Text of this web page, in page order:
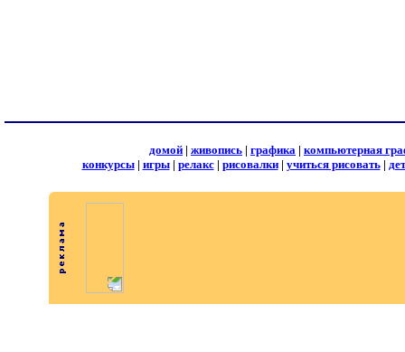
домой | живопись | графика | компьютерная
конкурсы| игры| релакс| рисовалки| учиться рисовать|